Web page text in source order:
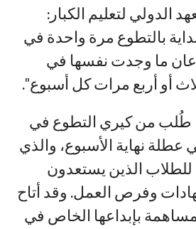
الدولي لتعليم الكبار:
بالتطوع مرة واحدة في
ما وجدت نفسها في
أو أربع مرات كل أسبوع".
طُلب من كيري التطوع في
عطلة نهاية الأسبوع، والذي
للطلاب الذين يستعدون
وفرص العمل. وقد أتاح
بإبداعها الخاص في